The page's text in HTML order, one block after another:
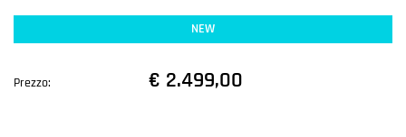
NEW
Prezzo: € 2.499,00